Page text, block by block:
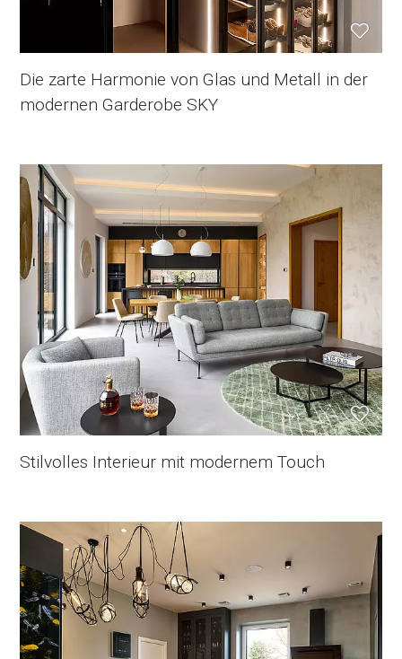
Die zarte Harmonie von Glas und Metall in der
modernen Garderobe SKY
Stilvolles Interieur mit modernem Touch